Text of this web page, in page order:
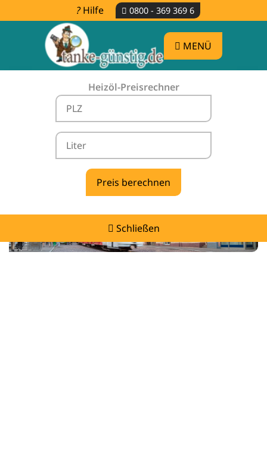
Hilfe 0800 - 369 369 6
MENÜ
Heizöl-Preisrechner
Schließen
Heizölpreise Löffingen -
vergleichen & günstig tanken